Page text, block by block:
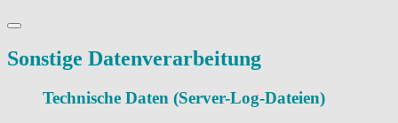
Sonstige Datenverarbeitung
Technische Daten (Server-Log-Dateien)